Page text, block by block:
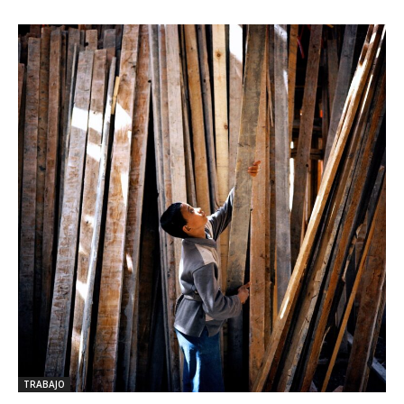
TRABAJO